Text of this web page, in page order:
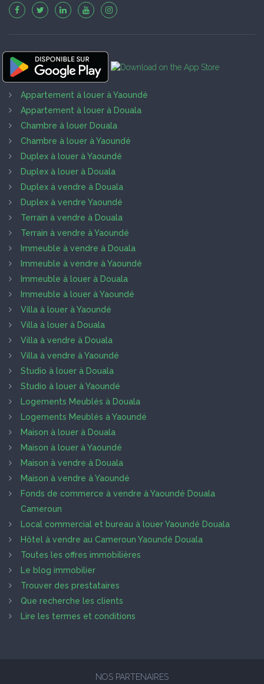
Appartement à louer à Yaoundé
Appartement à louer à Douala
Chambre à louer Douala
Chambre à louer à Yaoundé
Duplex à louer à Yaoundé
Duplex à louer à Douala
Duplex à vendre à Douala
Duplex à vendre Yaoundé
Terrain à vendre à Douala
Terrain à vendre à Yaoundé
Immeuble à vendre à Douala
Immeuble à vendre à Yaoundé
Immeuble à louer à Douala
Immeuble à louer à Yaoundé
Villa à louer à Yaoundé
Villa à louer à Douala
Villa à vendre à Douala
Villa à vendre à Yaoundé
Studio à louer à Douala
Studio à louer à Yaoundé
Logements Meublés à Douala
Logements Meublés à Yaoundé
Maison à louer à Douala
Maison à louer à Yaoundé
Maison à vendre à Douala
Maison à vendre à Yaoundé
Fonds de commerce à vendre à Yaoundé Douala
Cameroun
Local commercial et bureau à louer Yaoundé Douala
Hôtel à vendre au Cameroun Yaoundé Douala
Toutes les offres immobilières
Le blog immobilier
Trouver des prestataires
Que recherche les clients
Lire les termes et conditions
NOS PARTENAIRES